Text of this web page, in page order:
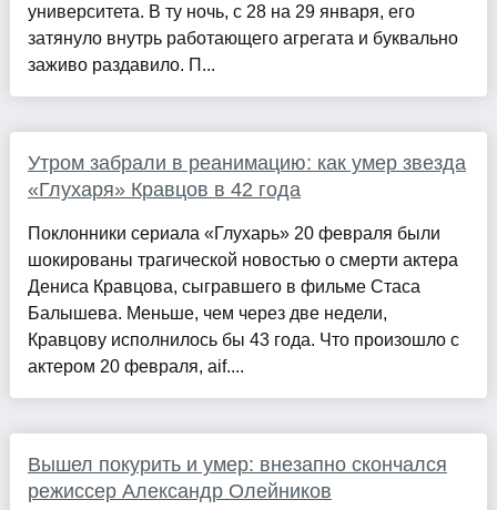
университета. В ту ночь, с 28 на 29 января, его
затянуло внутрь работающего агрегата и буквально
заживо раздавило. П...
Утром забрали в реанимацию: как умер звезда
«Глухаря» Кравцов в 42 года
Поклонники сериала «Глухарь» 20 февраля были
шокированы трагической новостью о смерти актера
Дениса Кравцова, сыгравшего в фильме Стаса
Балышева. Меньше, чем через две недели,
Кравцову исполнилось бы 43 года. Что произошло с
актером 20 февраля, aif....
Вышел покурить и умер: внезапно скончался
режиссер Александр Олейников